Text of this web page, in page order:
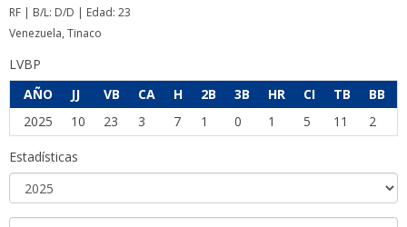
RF | B/L: D/D | Edad: 23
Venezuela, Tinaco
LVBP
AÑO
JJ VB CA H 2B 3B HR CI TB BB
2025
10 23 3 7 1 0 1 5 11 2
Estadísticas